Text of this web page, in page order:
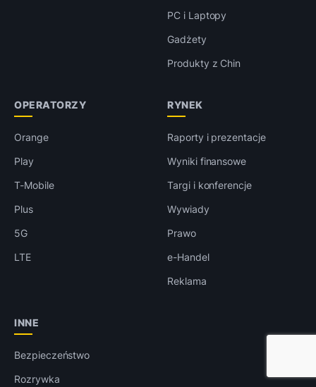
PC i Laptopy
Gadżety
Produkty z Chin
OPERATORZY
Orange
Play
T-Mobile
Plus
5G
LTE
RYNEK
Raporty i prezentacje
Wyniki finansowe
Targi i konferencje
Wywiady
Prawo
e-Handel
Reklama
INNE
Bezpieczeństwo
Rozrywka